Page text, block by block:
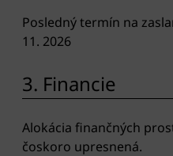
Posledný termín na
11. 2026
3. Financie
Alokácia finančných
čoskoro upresnená.